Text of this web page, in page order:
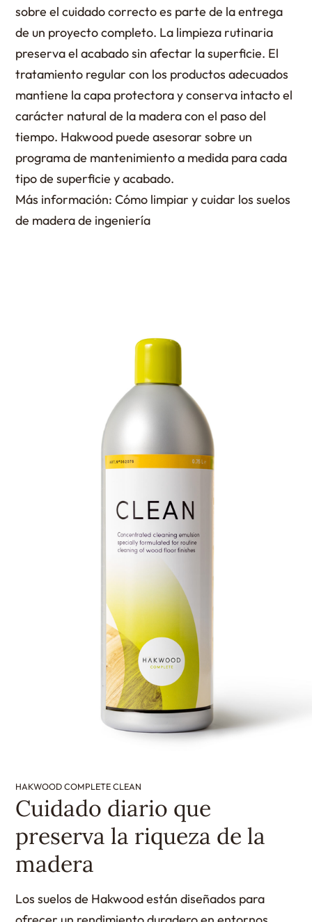
sobre el cuidado correcto es parte de la entrega
de un proyecto completo. La limpieza rutinaria
preserva el acabado sin afectar la superficie. El
tratamiento regular con los productos adecuados
mantiene la capa protectora y conserva intacto el
carácter natural de la madera con el paso del
tiempo. Hakwood puede asesorar sobre un
programa de mantenimiento a medida para cada
tipo de superficie y acabado.
Más información: Cómo limpiar y cuidar los suelos
de madera de ingeniería
HAKWOOD COMPLETE CLEAN
Cuidado diario que
preserva la riqueza de la
madera
Los suelos de Hakwood están diseñados para